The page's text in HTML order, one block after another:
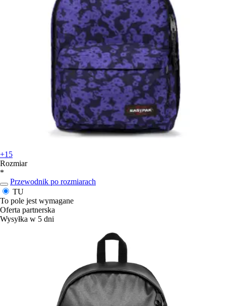
+15
Rozmiar
*
Przewodnik po rozmiarach
TU
To pole jest wymagane
Oferta partnerska
Wysyłka w 5 dni